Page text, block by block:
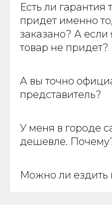
Есть ли гарантия
придет именно
заказано? А если
товар не придет?
А вы точно
представитель?
У меня в городе
дешевле.
Можно ли ездить